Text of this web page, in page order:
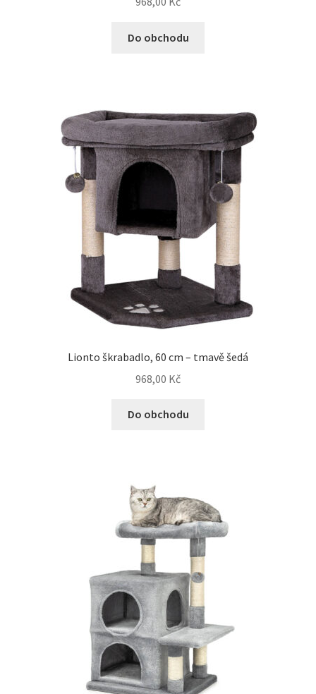
Do obchodu
Lionto škrabadlo, 60 cm – tmavě šedá
968,00 Kč
Do obchodu